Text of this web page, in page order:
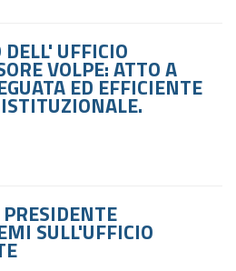
UFFICIO
VOLPE: ATTO A
ED EFFICIENTE
SULL'UFFICIO